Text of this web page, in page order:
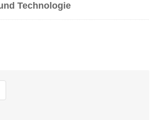
Technologie